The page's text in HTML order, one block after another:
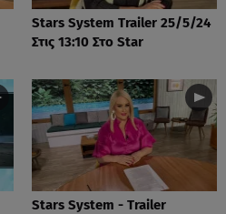
Stars System Trailer 25/5/24
Στις 13:10 Στο Star
Stars System - Trailer